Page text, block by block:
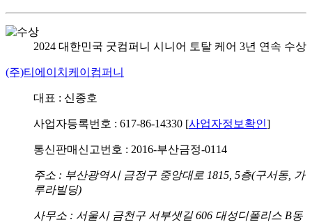
2024 대한민국 굿컴퍼니 시니어 토탈 케어 3년 연속 수상
(주)티에이치케이컴퍼니
대표 : 신종호
사업자등록번호 : 617-86-14330 [사업자정보확인]
통신판매신고번호 : 2016-부산금정-0114
주소 : 부산광역시 금정구 중앙대로 1815, 5층(구서동, 가
루라빌딩)
사무소 : 서울시 금천구 서부샛길 606 대성디폴리스 B동